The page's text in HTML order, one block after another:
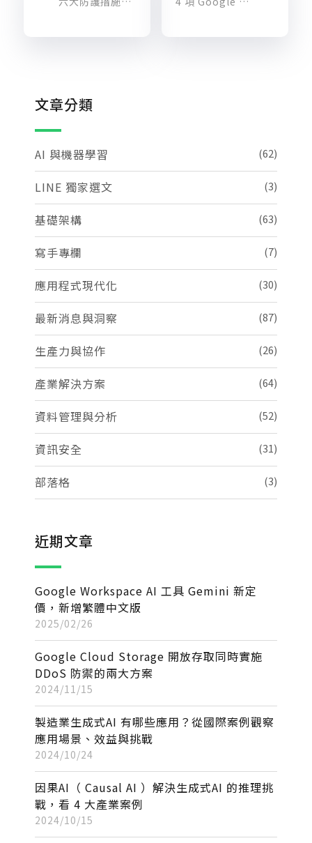
文章分類
AI 與機器學習 (62)
LINE 獨家選文 (3)
基礎架構 (63)
寫手專欄 (7)
應用程式現代化 (30)
最新消息與洞察 (87)
生產力與協作 (26)
產業解決方案 (64)
資料管理與分析 (52)
資訊安全 (31)
部落格 (3)
近期文章
Google Workspace AI 工具 Gemini 新定
價，新增繁體中文版
2025/02/26
Google Cloud Storage 開放存取同時實施
DDoS 防禦的兩大方案
2024/11/15
製造業生成式AI 有哪些應用？從國際案例觀察
應用場景、效益與挑戰
2024/10/24
因果AI（ Causal AI ）解決生成式AI 的推理挑
戰，看 4 大產業案例
2024/10/15